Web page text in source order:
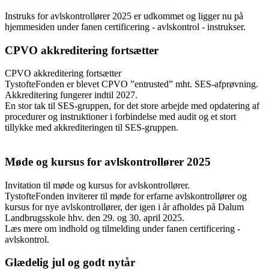
Instruks for avlskontrollører 2025 er udkommet og ligger nu på
hjemmesiden under fanen certificering - avlskontrol - instrukser.
CPVO akkreditering fortsætter
CPVO akkreditering fortsætter
TystofteFonden er blevet CPVO ”entrusted” mht. SES-afprøvning.
Akkreditering fungerer indtil 2027.
En stor tak til SES-gruppen, for det store arbejde med opdatering af
procedurer og instruktioner i forbindelse med audit og et stort
tillykke med akkrediteringen til SES-gruppen.
Møde og kursus for avlskontrollører 2025
Invitation til møde og kursus for avlskontrollører.
TystofteFonden inviterer til møde for erfarne avlskontrollører og
kursus for nye avlskontrollører, der igen i år afholdes på Dalum
Landbrugsskole hhv. den 29. og 30. april 2025.
Læs mere om indhold og tilmelding under fanen certificering -
avlskontrol.
Glædelig jul og godt nytår